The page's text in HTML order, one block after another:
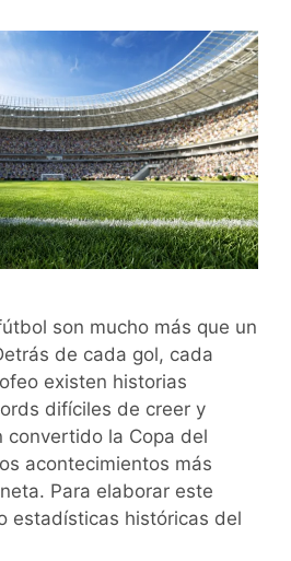
son mucho más que un
de cada gol, cada
existen historias
difíciles de creer y
convertido la Copa del
acontecimientos más
Para elaborar este
estadísticas históricas del